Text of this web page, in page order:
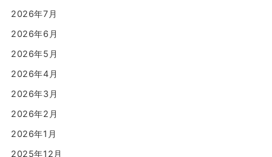
2026年7月
2026年6月
2026年5月
2026年4月
2026年3月
2026年2月
2026年1月
2025年12月